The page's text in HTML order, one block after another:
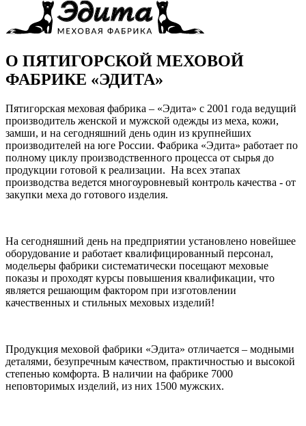
О ПЯТИГОРСКОЙ МЕХОВОЙ
ФАБРИКЕ «ЭДИТА»
Пятигорская меховая фабрика – «Эдита» с 2001 года ведущий
производитель женской и мужской одежды из меха, кожи,
замши, и на сегодняшний день один из крупнейших
производителей на юге России. Фабрика «Эдита» работает по
полному циклу производственного процесса от сырья до
продукции готовой к реализации. На всех этапах
производства ведется многоуровневый контроль качества - от
закупки меха до готового изделия.
На сегодняшний день на предприятии установлено новейшее
оборудование и работает квалифицированный персонал,
модельеры фабрики систематически посещают меховые
показы и проходят курсы повышения квалификации, что
является решающим фактором при изготовлении
качественных и стильных меховых изделий!
Продукция меховой фабрики «Эдита» отличается – модными
деталями, безупречным качеством, практичностью и высокой
степенью комфорта. В наличии на фабрике 7000
неповторимых изделий, из них 1500 мужских.